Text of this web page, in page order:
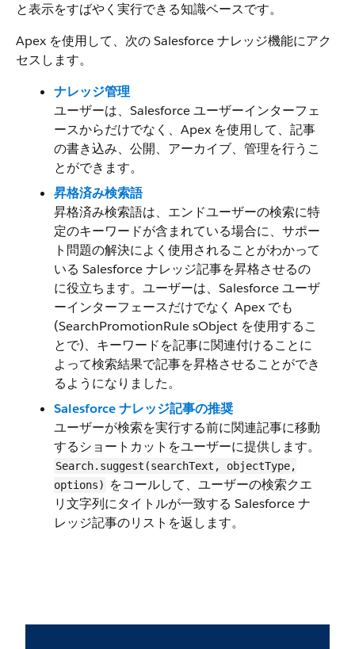
と表示をすばやく実行できる知識ベースです。
Apex を使用して、次の Salesforce ナレッジ機能にアク
セスします。
ナレッジ管理
ユーザーは、Salesforce ユーザーインターフェ
ースからだけでなく、Apex を使用して、記事
の書き込み、公開、アーカイブ、管理を行うこ
とができます。
昇格済み検索語
昇格済み検索語は、エンドユーザーの検索に特
定のキーワードが含まれている場合に、サポー
ト問題の解決によく使用されることがわかって
いる Salesforce ナレッジ記事を昇格させるの
に役立ちます。ユーザーは、Salesforce ユーザ
ーインターフェースだけでなく Apex でも
(SearchPromotionRule sObject を使用するこ
とで)、キーワードを記事に関連付けることに
よって検索結果で記事を昇格させることができ
るようになりました。
Salesforce ナレッジ記事の推奨
ユーザーが検索を実行する前に関連記事に移動
するショートカットをユーザーに提供します。
Search.suggest(searchText, objectType,
options)
をコールして、ユーザーの検索クエ
リ文字列にタイトルが一致する Salesforce ナ
レッジ記事のリストを返します。